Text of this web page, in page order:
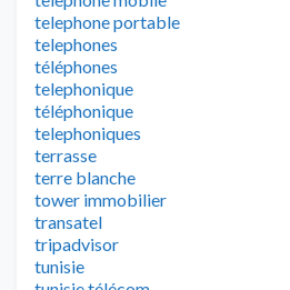
telephone portable
telephones
téléphones
telephonique
téléphonique
telephoniques
terrasse
terre blanche
tower immobilier
transatel
tripadvisor
tunisie